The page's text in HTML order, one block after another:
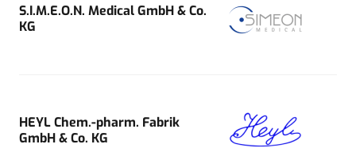
S.I.M.E.O.N. Medical GmbH & Co.
KG
HEYL Chem.-pharm. Fabrik
GmbH & Co. KG